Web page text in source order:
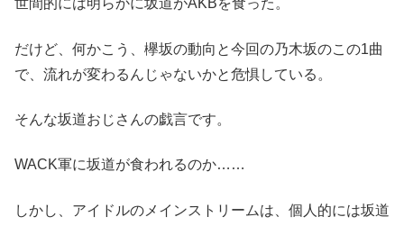
世間的には明らかに坂道がAKBを食った。
だけど、何かこう、欅坂の動向と今回の乃木坂のこの1曲
で、流れが変わるんじゃないかと危惧している。
そんな坂道おじさんの戯言です。
WACK軍に坂道が食われるのか……
しかし、アイドルのメインストリームは、個人的には坂道